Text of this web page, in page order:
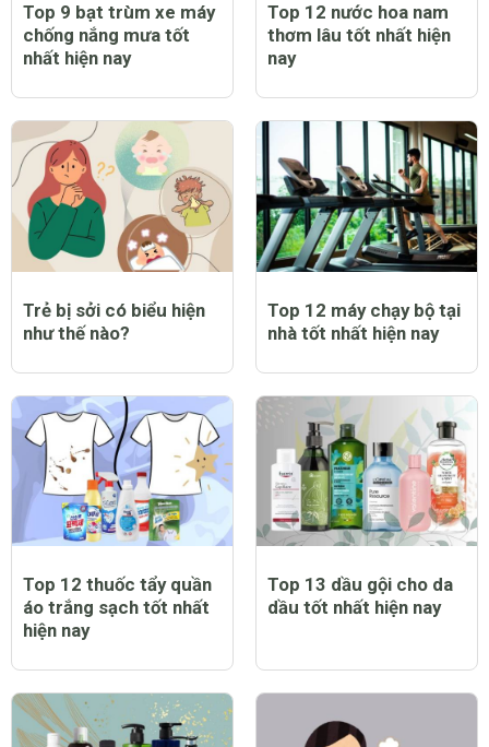
Top 9 bạt trùm xe máy
chống nắng mưa tốt
nhất hiện nay
Top 12 nước hoa nam
thơm lâu tốt nhất hiện
nay
Trẻ bị sởi có biểu hiện
như thế nào?
Top 12 máy chạy bộ tại
nhà tốt nhất hiện nay
Top 12 thuốc tẩy quần
áo trắng sạch tốt nhất
hiện nay
Top 13 dầu gội cho da
dầu tốt nhất hiện nay